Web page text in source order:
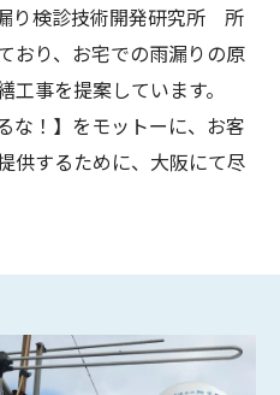
り検診技術開発研究所 所
おり、お宅での雨漏りの原
事を提案しています。
な！】をモットーに、お客
供するために、大阪にて尽